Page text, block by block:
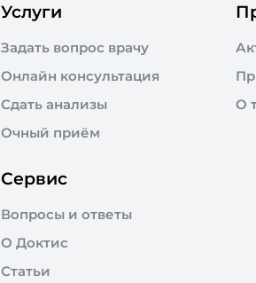
Услуги
Задать вопрос врачу
Онлайн консультация
Сдать анализы
Очный приём
О
Сервис
Вопросы и ответы
О Доктис
Статьи